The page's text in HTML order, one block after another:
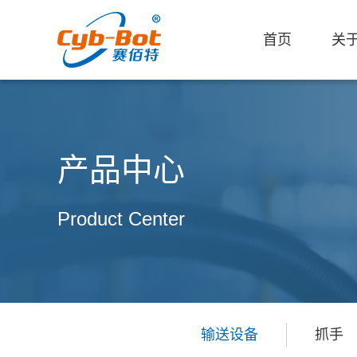
首页 关
产品中心
Product Center
输送设备 抓手